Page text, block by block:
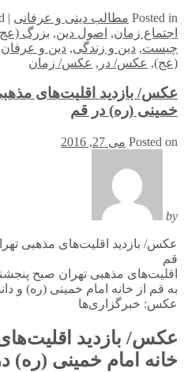
Posted in مطالب دینی و عرفانی |
اجتماع زمان, اصول دین, بزرگ
چیست, دین و زندگی, دین و عرفان
(عج), عکس/ در , عکس/ زمان
عکس/ بازدید اقلیت‌های
خمینی (ره) در قم
Posted on می 27, 2016
by
عکس/ بازدید اقلیت‌های مذهبی
قم
اقلیت‌های مذهبی تهران صبح
به قم از خانه امام خمینی (ره) و
عکس: خبرگزاری‌ها
عکس/ بازدید
خانه امام خمینی (ره)